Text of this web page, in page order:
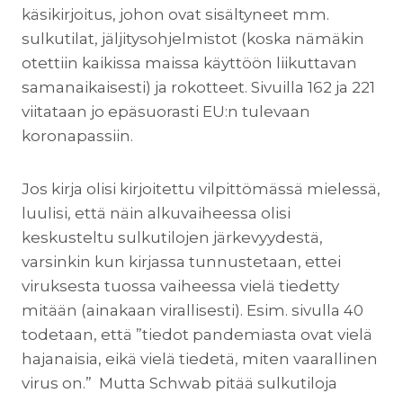
käsikirjoitus, johon ovat sisältyneet mm.
sulkutilat, jäljitysohjelmistot (koska nämäkin
otettiin kaikissa maissa käyttöön liikuttavan
samanaikaisesti) ja rokotteet. Sivuilla 162 ja 221
viitataan jo epäsuorasti EU:n tulevaan
koronapassiin.
Jos kirja olisi kirjoitettu vilpittömässä mielessä,
luulisi, että näin alkuvaiheessa olisi
keskusteltu sulkutilojen järkevyydestä,
varsinkin kun kirjassa tunnustetaan, ettei
viruksesta tuossa vaiheessa vielä tiedetty
mitään (ainakaan virallisesti). Esim. sivulla 40
todetaan, että ”tiedot pandemiasta ovat vielä
hajanaisia, eikä vielä tiedetä, miten vaarallinen
virus on.” Mutta Schwab pitää sulkutiloja